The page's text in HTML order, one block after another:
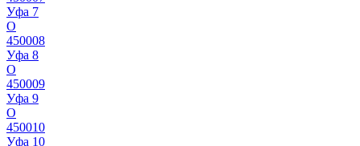
Уфа 7
О
450008
Уфа 8
О
450009
Уфа 9
О
450010
Уфа 10